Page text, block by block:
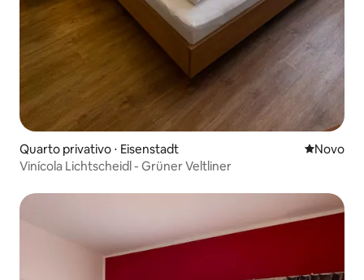
Quarto privativo ⋅ Eisenstadt Novo
Novo
Vinícola Lichtscheidl - Grüner Veltliner